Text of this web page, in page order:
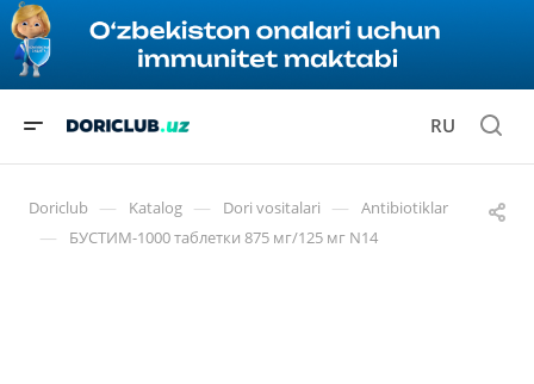
RU
Doriclub — Katalog — Dori vositalari — Antibiotiklar
— БУСТИМ-1000 таблетки 875 мг/125 мг N14